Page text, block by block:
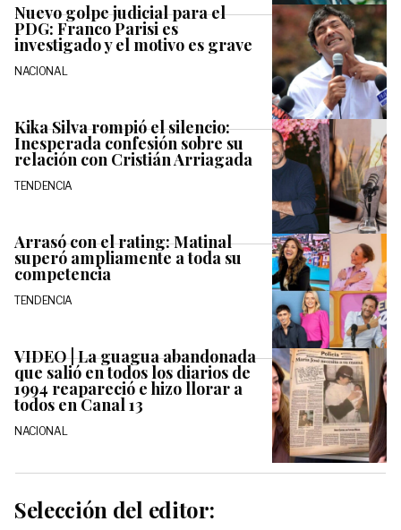
Nuevo golpe judicial para el
PDG: Franco Parisi es
investigado y el motivo es grave
NACIONAL
Kika Silva rompió el silencio:
Inesperada confesión sobre su
relación con Cristián Arriagada
TENDENCIA
Arrasó con el rating: Matinal
superó ampliamente a toda su
competencia
TENDENCIA
VIDEO | La guagua abandonada
que salió en todos los diarios de
1994 reapareció e hizo llorar a
todos en Canal 13
NACIONAL
Selección del editor: